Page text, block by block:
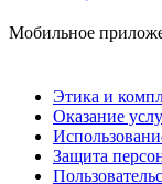
Мобильное
Этика и
Оказание
Защита